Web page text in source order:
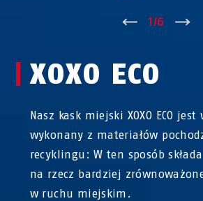
1/6
XOXO ECO
Nasz kask miejski XOXO ECO
wykonany z materiałów
recyklingu: W ten sposób
na rzecz bardziej
w ruchu miejskim.